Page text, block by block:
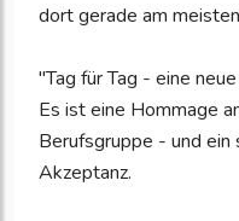
dort gerade am
"Tag für Tag - eine
Es ist eine Hommage
Berufsgruppe - und
Akzeptanz.